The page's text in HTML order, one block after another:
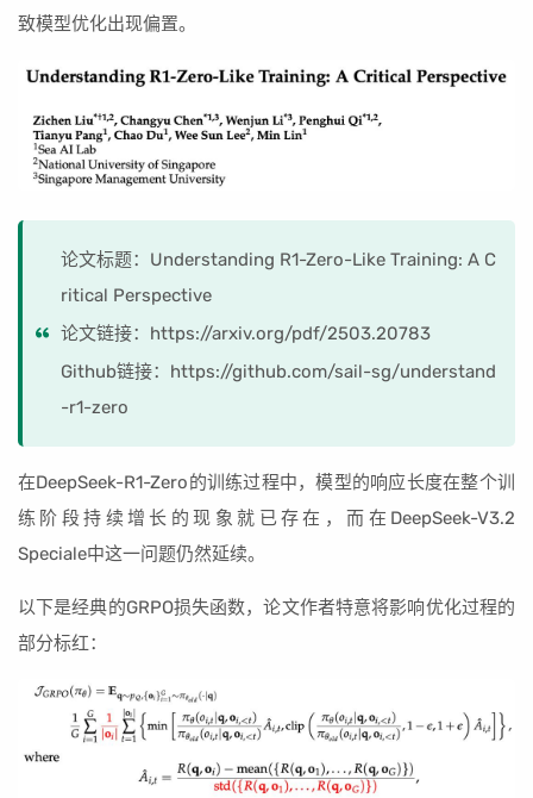
致模型优化出现偏置。
论文标题：Understanding R1-Zero-Like Training: A C
ritical Perspective
论文链接：https://arxiv.org/pdf/2503.20783
Github链接：https://github.com/sail-sg/understand
-r1-zero
在DeepSeek-R1-Zero的训练过程中，模型的响应长度在整个训
练阶段持续增长的现象就已存在，而在DeepSeek-V3.2
Speciale中这一问题仍然延续。
以下是经典的GRPO损失函数，论文作者特意将影响优化过程的
部分标红：